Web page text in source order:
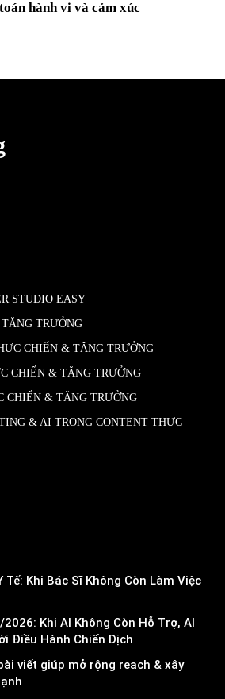
hành vi và cảm xúc
STUDIO EASY
TRƯỞNG
CHIẾN & TĂNG TRƯỞNG
CHIẾN & TĂNG TRƯỞNG
CHIẾN & TĂNG TRƯỞNG
& AI TRONG CONTENT THỰC
Tế: Khi Bác Sĩ Không Còn Làm Việc
Khi AI Không Còn Hỗ Trợ, AI
Điều Hành Chiến Dịch
viết giúp mở rộng reach & xây